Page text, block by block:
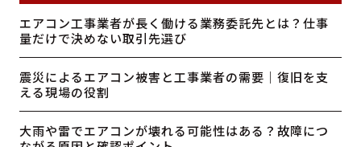
エアコン工事業者が長く働ける業務委託先とは？仕事
量だけで決めない取引先選び
震災によるエアコン被害と工事業者の需要｜復旧を支
える現場の役割
大雨や雷でエアコンが壊れる可能性はある？故障につ